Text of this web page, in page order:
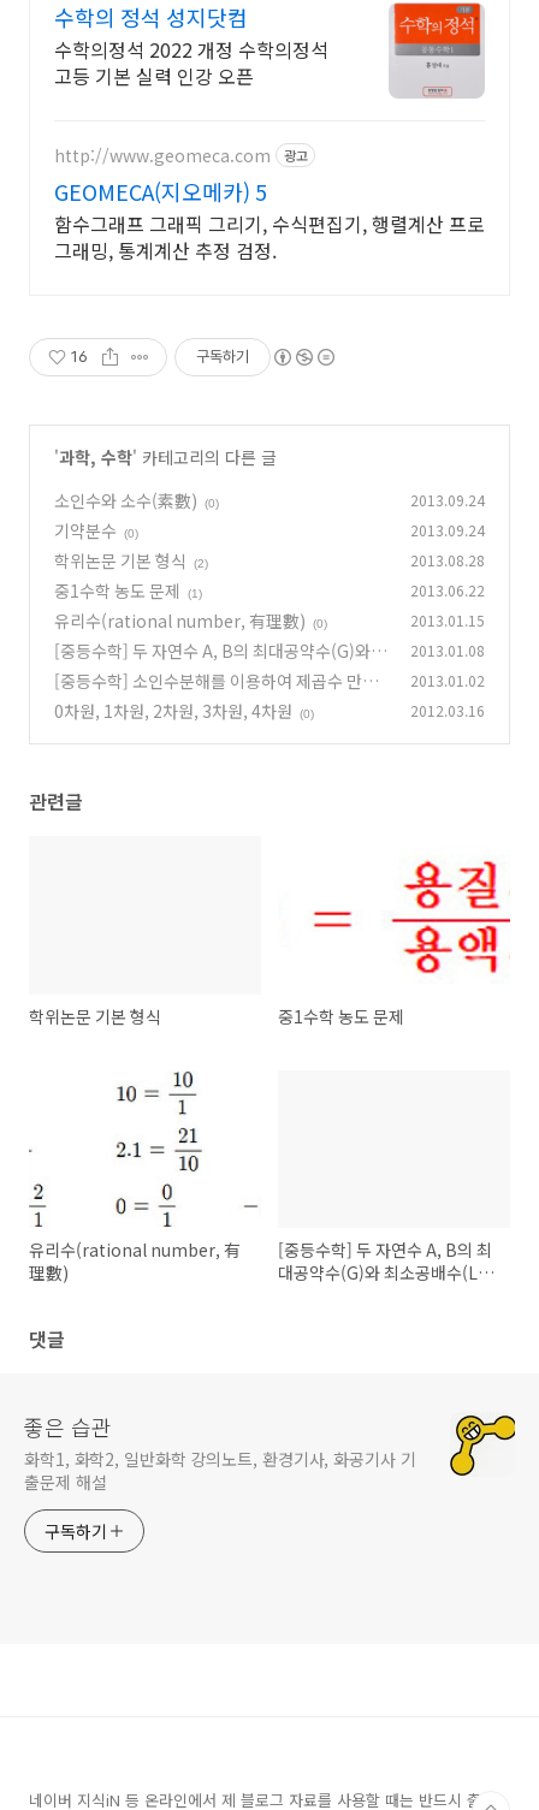
수학의 정석 성지닷컴
수학의정석 2022 개정 수학의정석
고등 기본 실력 인강 오픈
http://www.geomeca.com 광고
GEOMECA(지오메카) 5
함수그래프 그래픽 그리기, 수식편집기, 행렬계산 프로
그래밍, 통계계산 추정 검정.
16 구독하기
'과학, 수학' 카테고리의 다른 글
소인수와 소수(素數)
(0) 2013.09.24
기약분수 (0) 2013.09.24
학위논문 기본 형식 (2) 2013.08.28
중1수학 농도 문제 (1) 2013.06.22
유리수(rational number, 有理數) (0) 2013.01.15
[중등수학] 두 자연수 A, B의 최대공약수(G)와
최소공배수(L)의 관계 (0)
2013.01.08
[중등수학] 소인수분해를 이용하여 제곱수 만들
기 (0)
2013.01.02
0차원, 1차원, 2차원, 3차원, 4차원 (0) 2012.03.16
관련글
학위논문 기본 형식 중1수학 농도 문제
유리수(rational number, 有
理數)
[중등수학] 두 자연수 A, B의 최
대공약수(G)와 최소공배수(L)
댓글
좋은 습관
화학1, 화학2, 일반화학 강의노트, 환경기사, 화공기사 기
출문제 해설
구독하기
네이버 지식iN 등 온라인에서 제 블로그 자료를 사용할 때는 반드시 출처